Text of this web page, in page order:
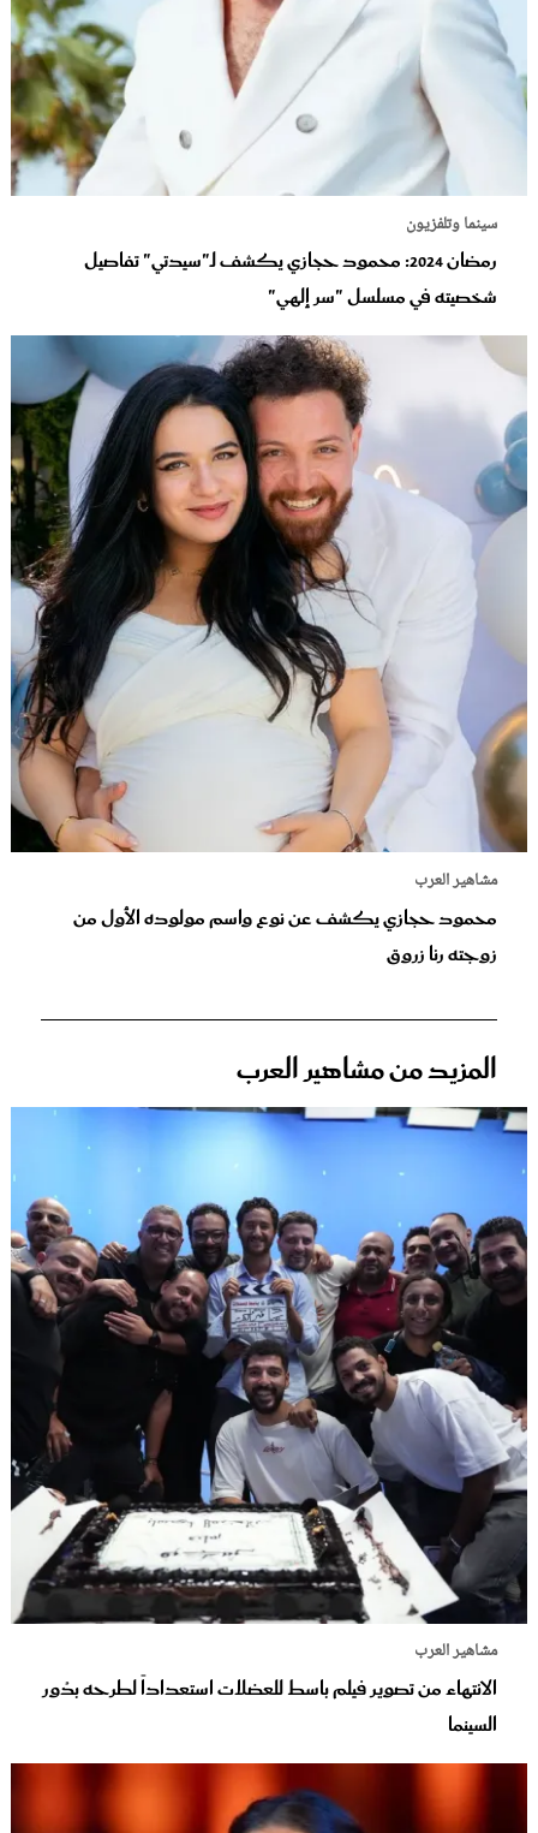
سينما وتلفزيون
رمضان 2024: محمود حجازي يكشف لـ"سيدتي" تفاصيل
شخصيته في مسلسل "سر إلهي"
مشاهير العرب
محمود حجازي يكشف عن نوع واسم مولوده الأول من
زوجته رنا زروق
المزيد من مشاهير العرب
مشاهير العرب
الانتهاء من تصوير فيلم باسط للعضلات استعداداً لطرحه بدُور
السينما